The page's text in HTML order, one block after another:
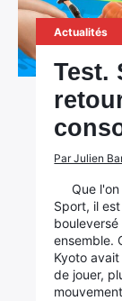
Actualités
Test.
Par Julien
Que
Sport, il
ensemble.
Kyoto
de jouer,